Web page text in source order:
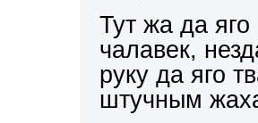
Тут жа да
чалавек,
руку да яго
штучным